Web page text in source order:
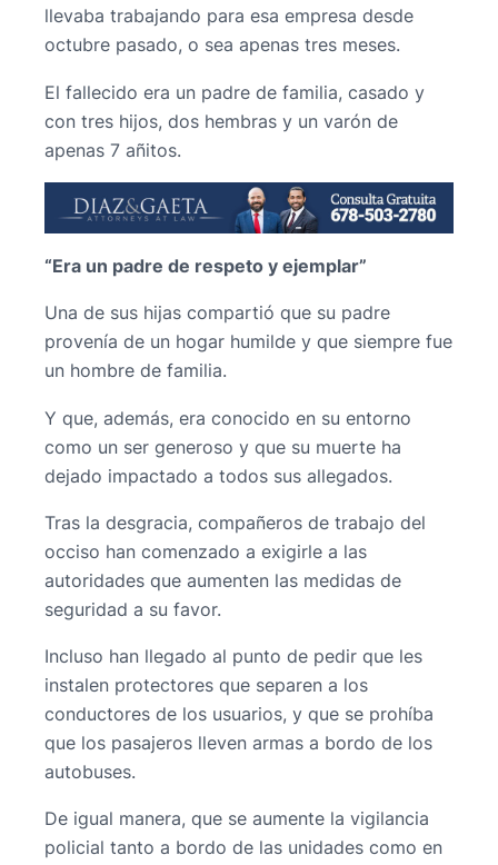
llevaba trabajando para esa empresa desde
octubre pasado, o sea apenas tres meses.
El fallecido era un padre de familia, casado y
con tres hijos, dos hembras y un varón de
apenas 7 añitos.
“Era un padre de respeto y ejemplar”
Una de sus hijas compartió que su padre
provenía de un hogar humilde y que siempre fue
un hombre de familia.
Y que, además, era conocido en su entorno
como un ser generoso y que su muerte ha
dejado impactado a todos sus allegados.
Tras la desgracia, compañeros de trabajo del
occiso han comenzado a exigirle a las
autoridades que aumenten las medidas de
seguridad a su favor.
Incluso han llegado al punto de pedir que les
instalen protectores que separen a los
conductores de los usuarios, y que se prohíba
que los pasajeros lleven armas a bordo de los
autobuses.
De igual manera, que se aumente la vigilancia
policial tanto a bordo de las unidades como en